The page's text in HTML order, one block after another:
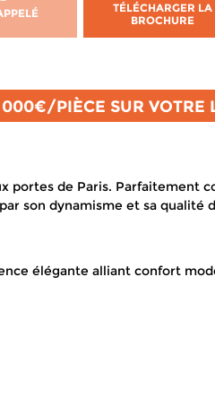
TÉLÉCHARGER LA
BROCHURE
000€/PIÈCE SUR VOTRE
portes de Paris. Parfaitement
son dynamisme et sa qualité
élégante alliant confort